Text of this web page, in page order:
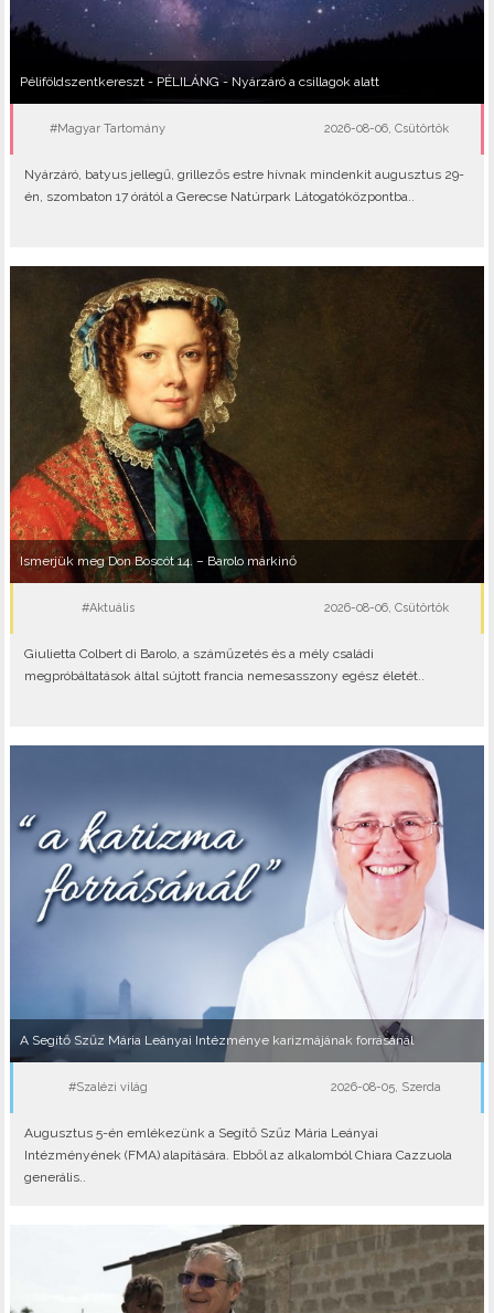
Péliföldszentkereszt - PÉLILÁNG - Nyárzáró a csillagok alatt
#Magyar Tartomány 2026-08-06, Csütörtök
Nyárzáró, batyus jellegű, grillezős estre hívnak mindenkit augusztus 29-
én, szombaton 17 órától a Gerecse Natúrpark Látogatóközpontba..
Ismerjük meg Don Boscót 14. – Barolo márkinő
#Aktuális 2026-08-06, Csütörtök
Giulietta Colbert di Barolo, a száműzetés és a mély családi
megpróbáltatások által sújtott francia nemesasszony egész életét..
A Segítő Szűz Mária Leányai Intézménye karizmájának forrásánál
#Szalézi világ 2026-08-05, Szerda
Augusztus 5-én emlékezünk a Segítő Szűz Mária Leányai
Intézményének (FMA) alapítására. Ebből az alkalomból Chiara Cazzuola
generális..